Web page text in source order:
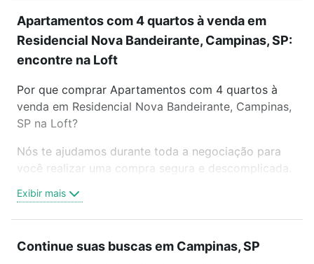
Apartamentos com 4 quartos à venda em
Residencial Nova Bandeirante, Campinas, SP:
encontre na Loft
Por que comprar Apartamentos com 4 quartos à
venda em Residencial Nova Bandeirante, Campinas,
SP na Loft?
Nós te ajudamos durante toda a negociação para
você realizar uma compra segura e descomplicada.
trabalho e do metrô, aqui você vai encontrar a
oferta ideal de Apartamentos com 4 quartos à
SP para conquistar seu sonho. Agende uma visita
Exibir mais
Continue suas buscas em Campinas, SP